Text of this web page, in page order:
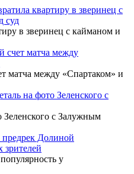
квартиру в зверинец с
суд
счет матча между
на фото Зеленского с
Долиной
зрителей